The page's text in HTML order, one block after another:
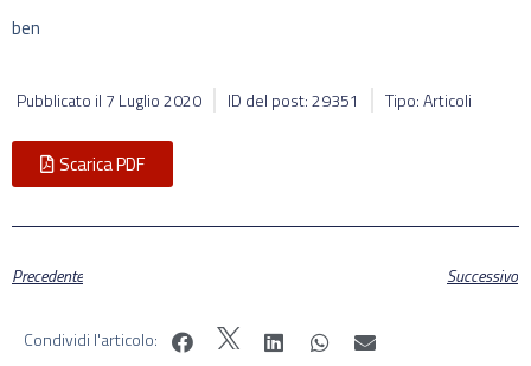
ben
Pubblicato il 7 Luglio 2020 ID del post: 29351 Tipo: Articoli
Scarica PDF
Precedente Successivo
Condividi l'articolo: